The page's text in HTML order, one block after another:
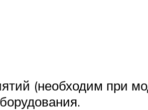
(необходим при